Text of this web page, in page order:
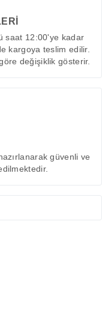
saat 12:00'ye kadar
kargoya teslim edilir.
değişiklik gösterir.
güvenli ve